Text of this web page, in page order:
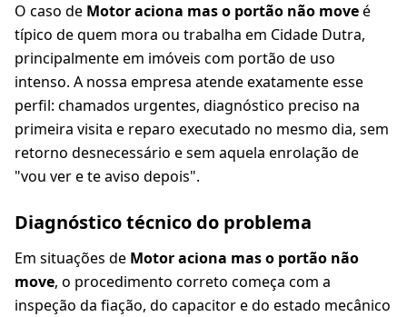
O caso de Motor aciona mas o portão não moveé
típico de quem mora ou trabalha em Cidade Dutra,
principalmente em imóveis com portão de uso
intenso. A nossa empresa atende exatamente esse
perfil: chamados urgentes, diagnóstico preciso na
primeira visita e reparo executado no mesmo dia, sem
retorno desnecessário e sem aquela enrolação de
"vou ver e te aviso depois".
Diagnóstico técnico do problema
Em situações de Motor aciona mas o portão não
move, o procedimento correto começa com a
inspeção da fiação, do capacitor e do estado mecânico